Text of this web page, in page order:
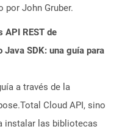
por John Gruber.
API REST de
Java SDK: una guía para
a través de la
Cloud API, sino
instalar las bibliotecas